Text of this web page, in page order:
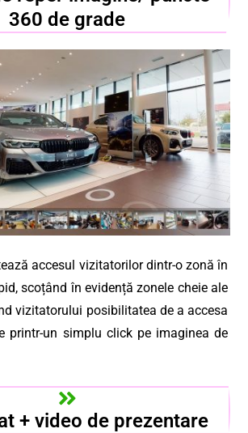
360 de grade
accesul vizitatorilor dintr-o zonă în
scoțând în evidență zonele cheie ale
vizitatorului posibilitatea de a accesa
printr-un simplu click pe imaginea de
+ video de prezentare